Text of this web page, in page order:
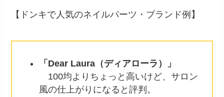
【ドンキで人気のネイルパーツ・ブランド例】
「Dear Laura（ディアローラ）」
100均よりちょっと高いけど、サロン
風の仕上がりになると評判。